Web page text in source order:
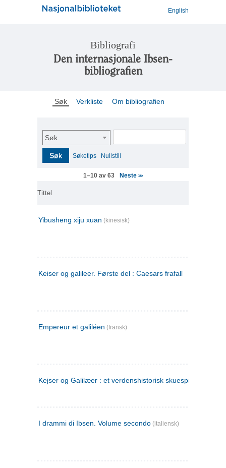
English
Bibliografi
Den internasjonale Ibsen-
bibliografien
Søk Verkliste Om bibliografien
Søk
Søk Søketips Nullstill
1–10 av 63 Neste>>
Tittel
Yibusheng xiju xuan (kinesisk)
Keiser og galileer. Første del : Caesars frafall
Empereur et galiléen (fransk)
Kejser og Galilæer : et verdenshistorisk skuespil
I drammi di Ibsen. Volume secondo (italiensk)